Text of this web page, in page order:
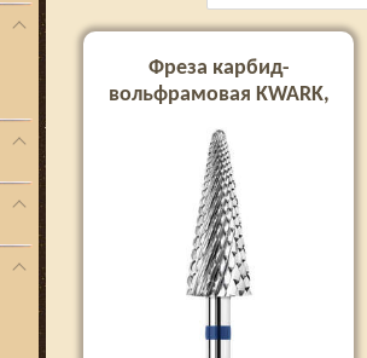
Фреза карбид-
вольфрамовая KWARK,
(перекрестная насечка),
синяя, 6 мм (KC601404M0)